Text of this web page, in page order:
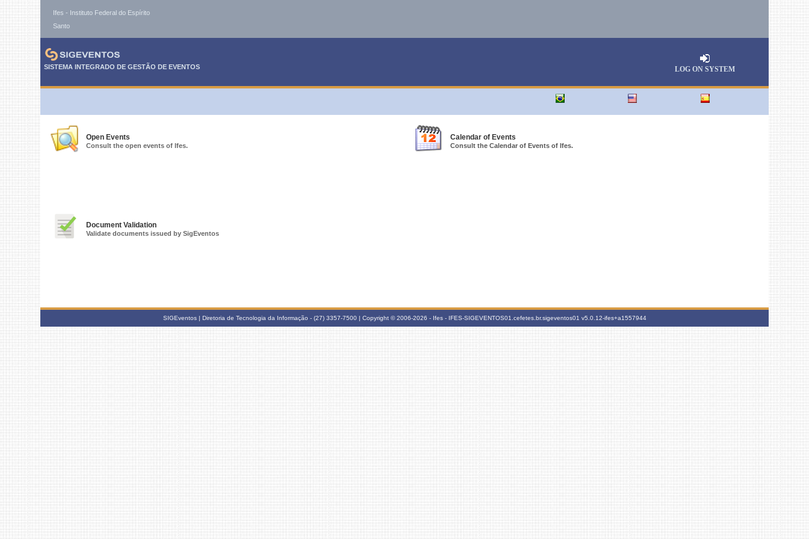
Ifes - Instituto Federal do Espírito
Santo
SISTEMA INTEGRADO DE GESTÃO DE EVENTOS LOG ON SYSTEM
Open Events
Consult the open events of Ifes.
Calendar of Events
Consult the Calendar of Events of Ifes.
Document Validation
Validate documents issued by SigEventos
SIGEventos | Diretoria de Tecnologia da Informação - (27) 3357-7500 | Copyright © 2006-2026 - Ifes - IFES-SIGEVENTOS01.cefetes.br.sigeventos01 v5.0.12-ifes+a1557944